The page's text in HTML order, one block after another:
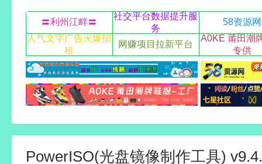
〓利州江畔〓
社交平台数据提升服
务
58资源网
人气文字广告火爆招
租
网赚项目拉新平台
A0KE 莆田潮
专供
PowerISO(光盘镜像制作工具)